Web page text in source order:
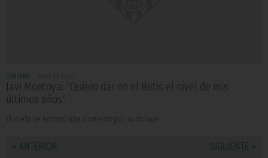
CANTERA
Javi Montoya: "Quiero dar en el Betis el nivel de mis
últimos años"
El meta se encontraba contento por su fichaje
« ANTERIOR SIGUIENTE »